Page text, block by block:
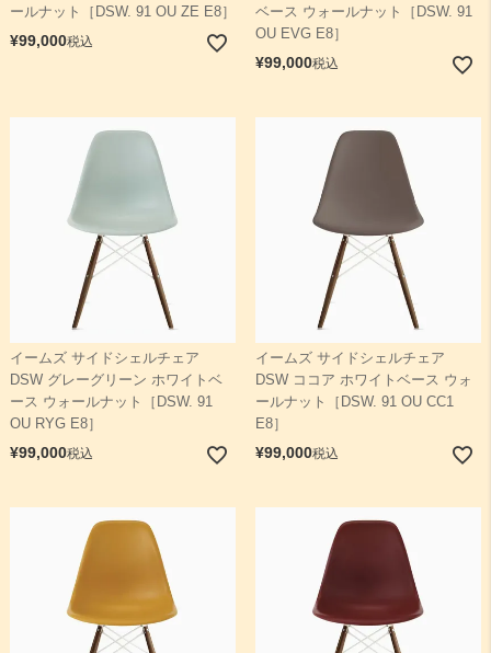
ールナット［DSW. 91 OU ZE E8］
¥99,000税込
ベース ウォールナット［DSW. 91
OU EVG E8］
¥99,000税込
イームズ サイドシェルチェア
DSW グレーグリーン ホワイトベ
ース ウォールナット［DSW. 91
OU RYG E8］
¥99,000税込
イームズ サイドシェルチェア
DSW ココア ホワイトベース ウォ
ールナット［DSW. 91 OU CC1
E8］
¥99,000税込